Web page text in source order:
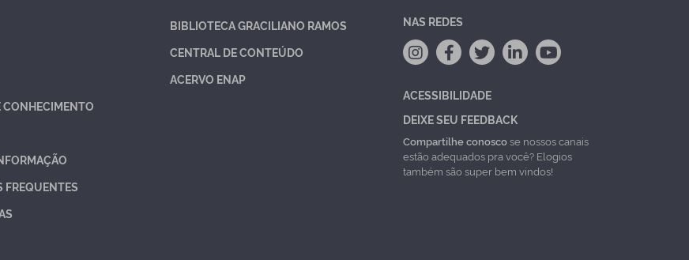
CONHECIMENTO
FREQUENTES
BIBLIOTECA GRACILIANO RAMOS
CENTRAL DE CONTEÚDO
ACERVO ENAP
NAS REDES
ACESSIBILIDADE
DEIXE SEU FEEDBACK
Compartilhe conoscose nossos canais
estão adequados pra você? Elogios
também são super bem vindos!